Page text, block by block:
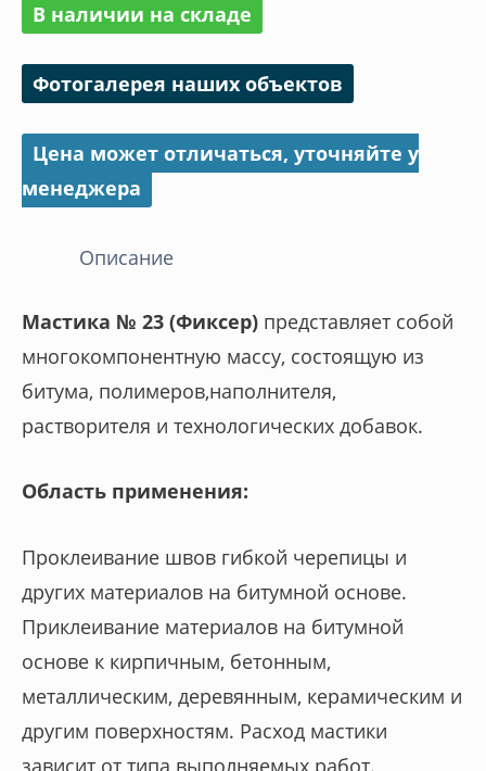
В наличии на складе
Фотогалерея наших объектов
Цена может отличаться, уточняйте у
менеджера
Описание
Мастика № 23 (Фиксер) представляет собой
многокомпонентную массу, состоящую из
битума, полимеров,наполнителя,
растворителя и технологических добавок.
Область применения:
Проклеивание швов гибкой черепицы и
других материалов на битумной основе.
Приклеивание материалов на битумной
основе к кирпичным, бетонным,
металлическим, деревянным, керамическим и
другим поверхностям. Расход мастики
зависит от типа выполняемых работ.